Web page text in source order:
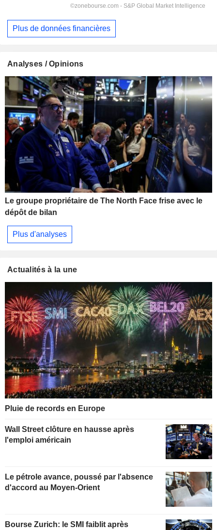
Plus de données financières
Analyses / Opinions
Le groupe propriétaire de The North Face frise avec le
dépôt de bilan
Plus d'analyses
Actualités à la une
Pluie de records en Europe
Wall Street clôture en hausse après
l'emploi américain
Le pétrole avance, poussé par l'absence
d'accord au Moyen-Orient
Bourse Zurich: le SMI faiblit après